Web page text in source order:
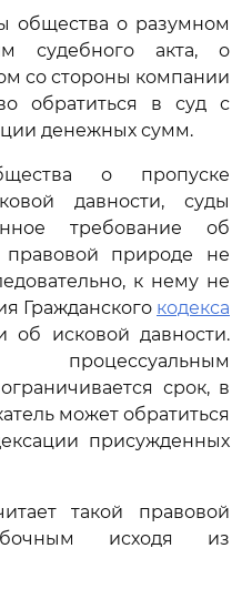
общества о разумном
судебного акта, о
со стороны компании
обратиться в суд с
денежных сумм.
о пропуске
давности, суды
требование об
природе не
к нему не
Гражданского кодекса
об исковой давности.
срок, в
может обратиться
присужденных
такой правовой
исходя из